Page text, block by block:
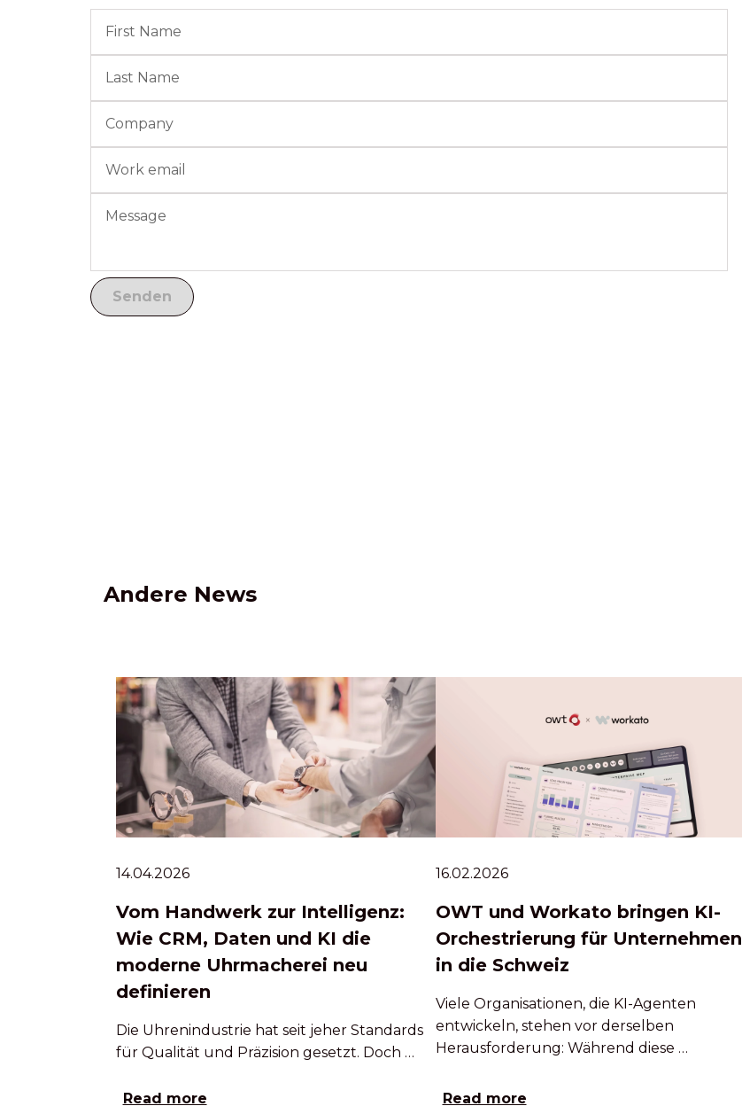
Andere News
14.04.2026
Vom Handwerk zur Intelligenz:
Wie CRM, Daten und KI die
moderne Uhrmacherei neu
definieren
Die Uhrenindustrie hat seit jeher Standards
für Qualität und Präzision gesetzt. Doch …
Read more
16.02.2026
OWT und Workato bringen KI-
Orchestrierung für Unternehmen
in die Schweiz
Viele Organisationen, die KI-Agenten
entwickeln, stehen vor derselben
Herausforderung: Während diese …
Read more